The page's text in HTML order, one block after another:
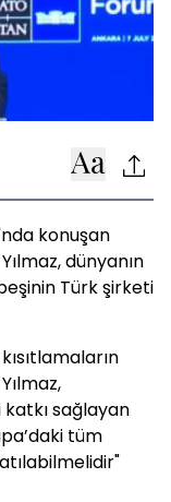
konuşan
dünyanın
Türk şirketi
sağlayan
tüm